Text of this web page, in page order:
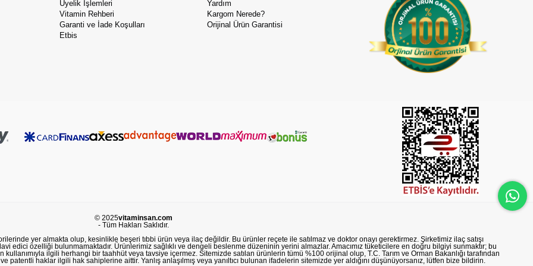
Üyelik İşlemleri
Vitamin Rehberi
Garanti ve İade Koşulları
Etbis
Yardım
Kargom Nerede?
Orijinal Ürün Garantisi
© 2025vitaminsan.com
- Tüm Hakları Saklıdır.
yer almakta olup, kesinlikle beşeri tıbbi ürün veya ilaç değildir. Bu ürünler reçete ile satılmaz ve doktor onayı gerektirmez. Şirketimiz ilaç satışı
edici özelliği bulunmamaktadır. Ürünlerimiz sağlıklı ve dengeli beslenme düzeninin yerini almazlar. Amacımız tüketicilere en doğru bilgiyi sunmaktır; bu
ilgili herhangi bir taahhüt veya tavsiye içermez. Sitemizde satılan ürünlerin tümü %100 orijinal olup, T.C. Tarım ve Orman Bakanlığı tarafından
patentli haklar ilgili hak sahiplerine aittir. Yanlış anlaşılmış veya yanıltıcı bulunan ifadelerin sitemizde yer aldığını düşünüyorsanız, lütfen bize bildirin.